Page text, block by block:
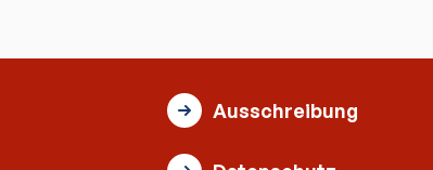
Ausschreibung